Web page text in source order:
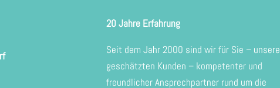
20 Jahre Erfahrung
Seit dem Jahr 2000 sind wir für Sie – unsere
geschätzten Kunden – kompetenter und
freundlicher Ansprechpartner rund um die